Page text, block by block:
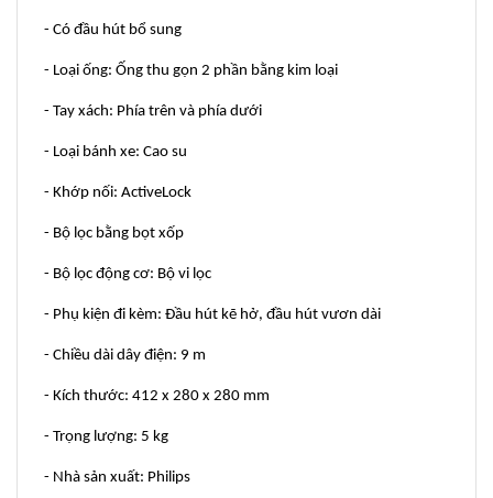
- Có đầu hút bổ sung
- Loại ống: Ống thu gọn 2 phần bằng kim loại
- Tay xách: Phía trên và phía dưới
- Loại bánh xe: Cao su
- Khớp nối: ActiveLock
- Bộ lọc bằng bọt xốp
- Bộ lọc động cơ: Bộ vi lọc
- Phụ kiện đi kèm: Đầu hút kẽ hở, đầu hút vươn dài
- Chiều dài dây điện: 9 m
- Kích thước: 412 x 280 x 280 mm
- Trọng lượng: 5 kg
- Nhà sản xuất: Philips